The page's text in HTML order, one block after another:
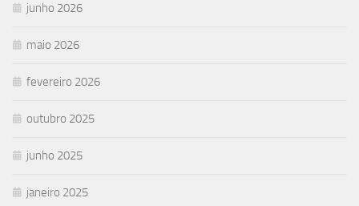
junho 2026
maio 2026
fevereiro 2026
outubro 2025
junho 2025
janeiro 2025